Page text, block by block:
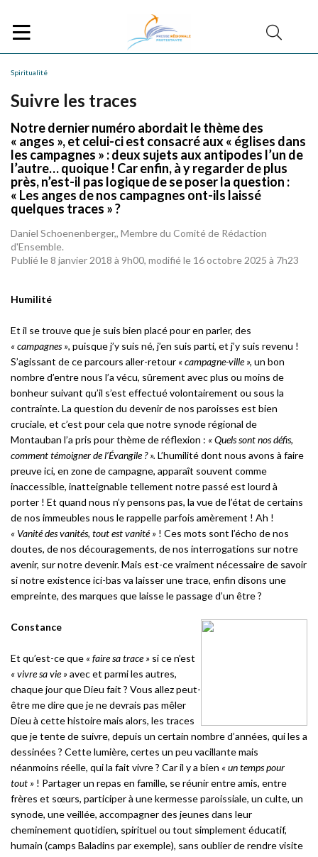
Spiritualité
Suivre les traces
Notre dernier numéro abordait le thème des
« anges », et celui-ci est consacré aux « églises dans
les campagnes » : deux sujets aux antipodes l’un de
l’autre… quoique ! Car enfin, à y regarder de plus
près, n’est-il pas logique de se poser la question :
« Les anges de nos campagnes ont-ils laissé
quelques traces » ?
Daniel Schoenenberger,, Membre du Comité de Rédaction
d'Ensemble.
Publié le 8 janvier 2018 à 9h00, modifié le 16 octobre 2025 à 7h23
Humilité
Et il se trouve que je suis bien placé pour en parler, des
« campagnes », puisque j’y suis né, j’en suis parti, et j’y suis revenu !
S’agissant de ce parcours aller-retour « campagne-ville », un bon
nombre d’entre nous l’a vécu, sûrement avec plus ou moins de
bonheur suivant qu’il s’est effectué volontairement ou sous la
contrainte. La question du devenir de nos paroisses est bien
cruciale, et c’est pour cela que notre synode régional de
Montauban l’a pris pour thème de réflexion : « Quels sont nos défis,
comment témoigner de l’Évangile ? ». L’humilité dont nous avons à faire
preuve ici, en zone de campagne, apparaît souvent comme
inaccessible, inatteignable tellement notre passé est lourd à
porter ! Et quand nous n’y pensons pas, la vue de l’état de certains
de nos immeubles nous le rappelle parfois amèrement ! Ah !
« Vanité des vanités, tout est vanité » ! Ces mots sont l’écho de nos
doutes, de nos découragements, de nos interrogations sur notre
avenir, sur notre devenir. Mais est-ce vraiment nécessaire de savoir
si notre existence ici-bas va laisser une trace, enfin disons une
empreinte, des marques que laisse le passage d’un être ?
Constance
Et qu’est-ce que « faire sa trace » si ce n’est
« vivre sa vie »avec et parmi les autres,
chaque jour que Dieu fait ? Vous allez peut-
être me dire que je ne devrais pas mêler
Dieu à cette histoire mais alors, les traces
que je tente de suivre, depuis un certain nombre d’années, qui les a
dessinées ? Cette lumière, certes un peu vacillante mais
néanmoins réelle, qui la fait vivre ? Car il y a bien « un temps pour
tout » ! Partager un repas en famille, se réunir entre amis, entre
frères et sœurs, participer à une kermesse paroissiale, un culte, un
synode, une veillée, accompagner des jeunes dans leur
cheminement quotidien, spirituel ou tout simplement éducatif,
humain (camps Baladins par exemple), sans oublier de rendre visite